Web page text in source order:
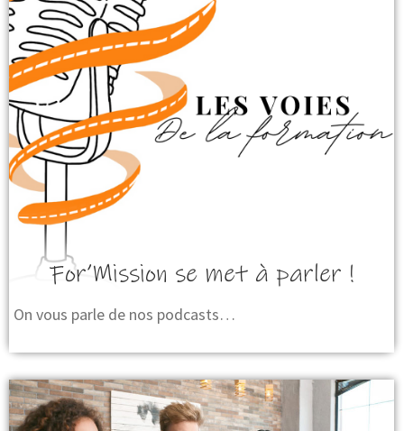
For’Mission se met à parler !
On vous parle de nos podcasts…